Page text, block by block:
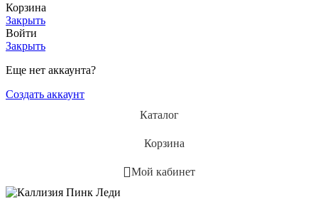
Корзина
Закрыть
Войти
Закрыть
Еще нет аккаунта?
Создать аккаунт
Каталог
Корзина
Мой кабинет